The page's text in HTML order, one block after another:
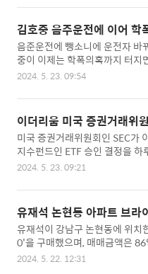
리고 머리채 잡고 차에 끌고 가
으로 재판 중이라고 합니다. ▣ 황
프로그램에 출연하여 징맨으로
이너 황철순이 지인 여성을 폭
재판중인 것으로 알려졌습니다.
폭행치상, 재물손괴 혐의로 현재
로 알려졌습니다.여성 폭행 20
어찬 혐의머리채 잡고 차에 끌려
파손 혐의위와 같이 전남 여수시
장에서 지인..
김호중 음주운전에 이어 학
음준운전에 뺑소니에 운전자 바
중이 이제는 학폭의혹까지 터지
에서 사라질 위기에 쳐했습니다.
다고 하며, 김호중한테 안 맞은
했습니다.▣ 김호중 학폭 음주 뺑
꿔치기 등 이번 사건으로 나락
제는 학폭까지 터지면서, 학폭
제기되었습니다. '피해자에게
김호중' 이라는 제목으로 유튜브
학폭을 당했다고 주장하는 이와
습니다. 김호중 학폭 피해자와의
꾸를 했다고 폭행을 당했다고 폭
이 2학년일때, 피해자는 1학..
2024. 5. 23. 09:54
이더리움 미국 증권거래위
승인
미국 증권거래위원회인 SEC가
지수펀드인 ETF 승인 결정을 하
EC의 승인은 기정사실인 것으로
F 승인은 힘들 것으로 예상했으
해 초까지 미국과 홍콩에서 비트
인을 받아 엄청난 대금을 끓어 올
총 2위를 달리고 있는 이더리움
워지고, 이에 따라 전체 가상자
영향을 미칠 것이라는 전망입니
2024. 5. 23. 09:21
유재석 논현동 아파트 브
원 구매
유재석이 강남구 논현동에 위치
0'을 구매했으며, 매매금액은
유재석이 구매한 주택형은 전용
2024. 5. 22. 12:31